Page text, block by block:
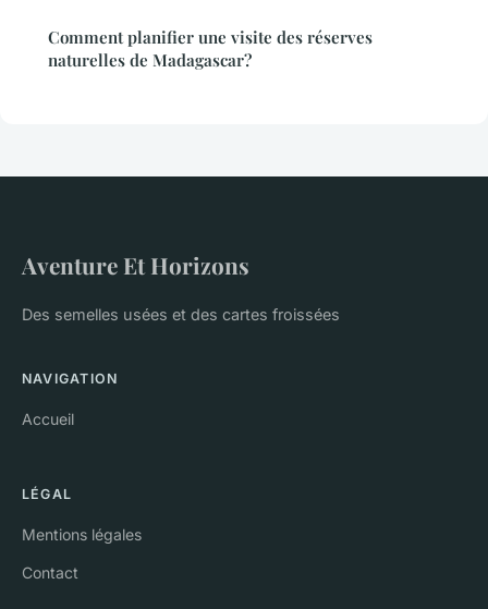
Comment planifier une visite des réserves
naturelles de Madagascar?
Aventure Et Horizons
Des semelles usées et des cartes froissées
NAVIGATION
Accueil
LÉGAL
Mentions légales
Contact